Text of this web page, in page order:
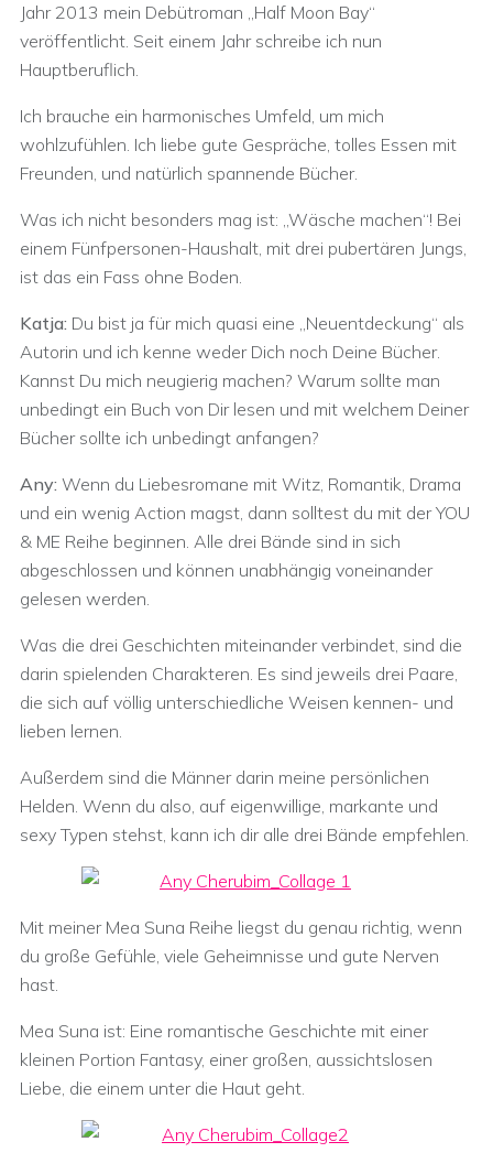
Jahr 2013 mein Debütroman „Half Moon Bay“
veröffentlicht. Seit einem Jahr schreibe ich nun
Hauptberuflich.
Ich brauche ein harmonisches Umfeld, um mich
wohlzufühlen. Ich liebe gute Gespräche, tolles Essen mit
Freunden, und natürlich spannende Bücher.
Was ich nicht besonders mag ist: „Wäsche machen“! Bei
einem Fünfpersonen-Haushalt, mit drei pubertären Jungs,
ist das ein Fass ohne Boden.
Katja: Du bist ja für mich quasi eine „Neuentdeckung“ als
Autorin und ich kenne weder Dich noch Deine Bücher.
Kannst Du mich neugierig machen? Warum sollte man
unbedingt ein Buch von Dir lesen und mit welchem Deiner
Bücher sollte ich unbedingt anfangen?
Any: Wenn du Liebesromane mit Witz, Romantik, Drama
und ein wenig Action magst, dann solltest du mit der YOU
& ME Reihe beginnen. Alle drei Bände sind in sich
abgeschlossen und können unabhängig voneinander
gelesen werden.
Was die drei Geschichten miteinander verbindet, sind die
darin spielenden Charakteren. Es sind jeweils drei Paare,
die sich auf völlig unterschiedliche Weisen kennen- und
lieben lernen.
Außerdem sind die Männer darin meine persönlichen
Helden. Wenn du also, auf eigenwillige, markante und
sexy Typen stehst, kann ich dir alle drei Bände empfehlen.
Mit meiner Mea Suna Reihe liegst du genau richtig, wenn
du große Gefühle, viele Geheimnisse und gute Nerven
hast.
Mea Suna ist: Eine romantische Geschichte mit einer
kleinen Portion Fantasy, einer großen, aussichtslosen
Liebe, die einem unter die Haut geht.